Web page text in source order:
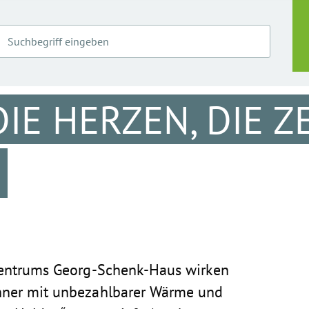
HERZEN, DIE
Georg-Schenk-Haus wirken
mit unbezahlbarer Wärme und